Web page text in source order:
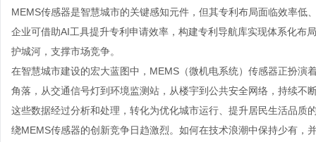
MEMS传感器是智慧城市的关键感知元件，但其专利布局面临效率低
企业可借助AI工具提升专利申请效率，构建专利导航库实现体系化布
护城河，支撑市场竞争。
在智慧城市建设的宏大蓝图中，MEMS（微机电系统）传感器正扮演
角落，从交通信号灯到环境监测站，从楼宇到公共安全网络，持续不
这些数据经过分析和处理，转化为优化城市运行、提升居民生活品质
绕MEMS传感器的创新竞争日趋激烈。如何在技术浪潮中保持少有，